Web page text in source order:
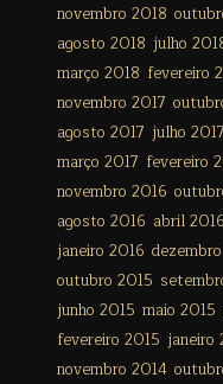
novembro 2018
agosto 2018 julho
março 2018 fevereiro
novembro 2017
agosto 2017 julho 2017
março 2017 fevereiro
novembro 2016
agosto 2016 abril 2016
janeiro 2016
outubro 2015
junho 2015 maio 2015
fevereiro 2015 janeiro
novembro 2014